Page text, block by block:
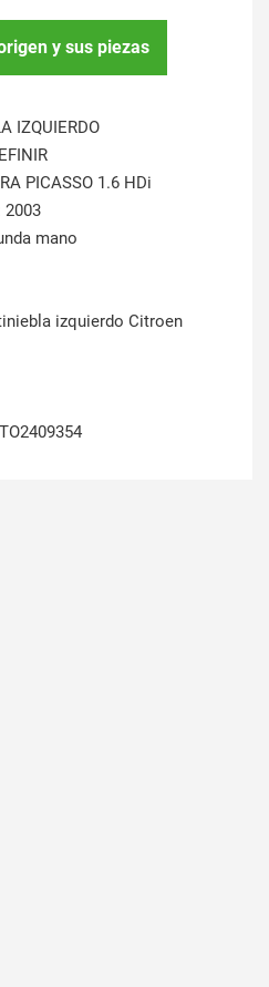
y sus piezas
IZQUIERDO
PICASSO 1.6 HDi
2003
mano
izquierdo Citroen